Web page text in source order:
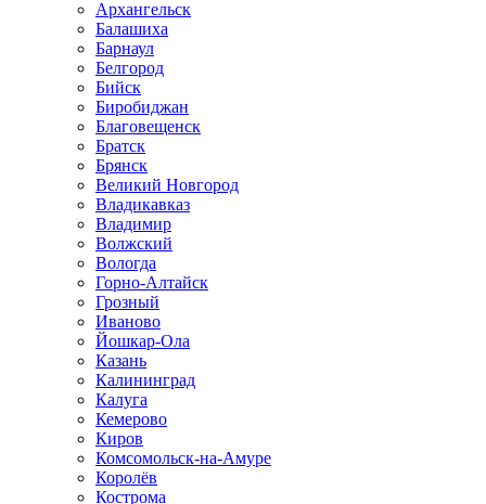
Архангельск
Балашиха
Барнаул
Белгород
Бийск
Биробиджан
Благовещенск
Братск
Брянск
Великий Новгород
Владикавказ
Владимир
Волжский
Вологда
Горно-Алтайск
Грозный
Иваново
Йошкар-Ола
Казань
Калининград
Калуга
Кемерово
Киров
Комсомольск-на-Амуре
Королёв
Кострома